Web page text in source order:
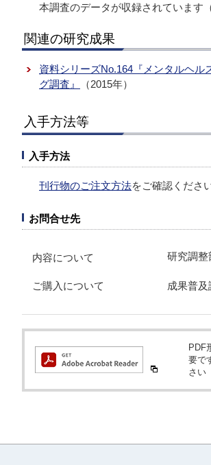
本調査のデータが収録されています
関連の研究成果
資料シリーズNo.164『メンタルヘ
グ調査』
（2015年）
入手方法等
入手方法
刊行物のご注文方法をご確認ください
お問合せ先
内容について 研究調
ご購入について 成果普
PDF
要で
さい